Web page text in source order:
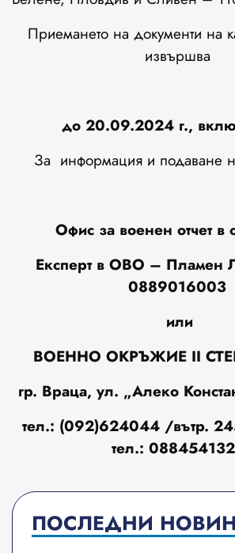
Приемането на документи на
извършва
до 20.09.2024 г.,
За информация и подаване
Офис за военен отчет в
Експерт в ОВО – Пламен
0889016003
или
ВОЕННО ОКРЪЖИЕ II
гр. Враца, ул. „Алеко
тел.: (092)624044 /вътр.
тел.:
ПОСЛЕДНИ